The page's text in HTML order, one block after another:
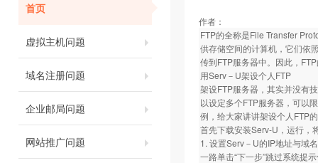
首页
虚拟主机问题
域名注册问题
企业邮局问题
网站推广问题
作者：
FTP的全称是File Transfer
供存储空间的计算机，它们依
传到FTP服务器中。因此，
用Serv－U架设个人FTP
架设FTP服务器，其实并没有
以设定多个FTP服务器，可以
例，给大家讲讲架设个人FTP
首先下载安装Serv-U，运行，
1. 设置Serv－U的IP地址与域名
一路单击“下一步”跳过系统提